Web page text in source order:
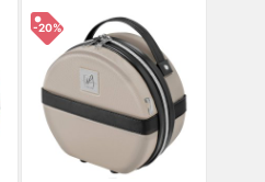
-20%